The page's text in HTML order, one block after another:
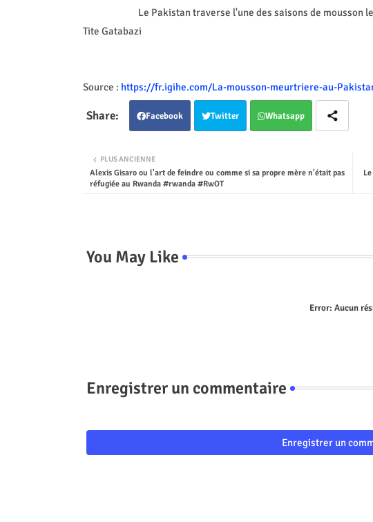
Le Pakistan traverse l'une des saisons de mousson
Tite Gatabazi
Source : https://fr.igihe.com/La-mousson-meurtriere-au-
Facebook Twitter Whatsapp
PLUS ANCIENNE
Alexis Gisaro ou l'art de feindre ou comme si sa propre mère n'était pas
réfugiée au Rwanda #rwanda #RwOT
You May Like
Error: Aucun
Enregistrer un commentaire
Enregistrer un